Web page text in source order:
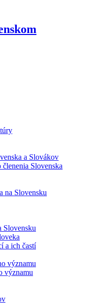
a Slovákov
Slovenska
na Slovensku
Slovensku
a ich častí
významu
významu